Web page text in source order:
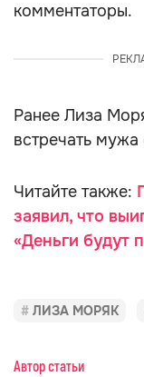
комментаторы.
Ранее Лиза
встречать мужа
Читайте также:
заявил, что
«Деньги будут
ЛИЗА МОРЯК
Автор статьи